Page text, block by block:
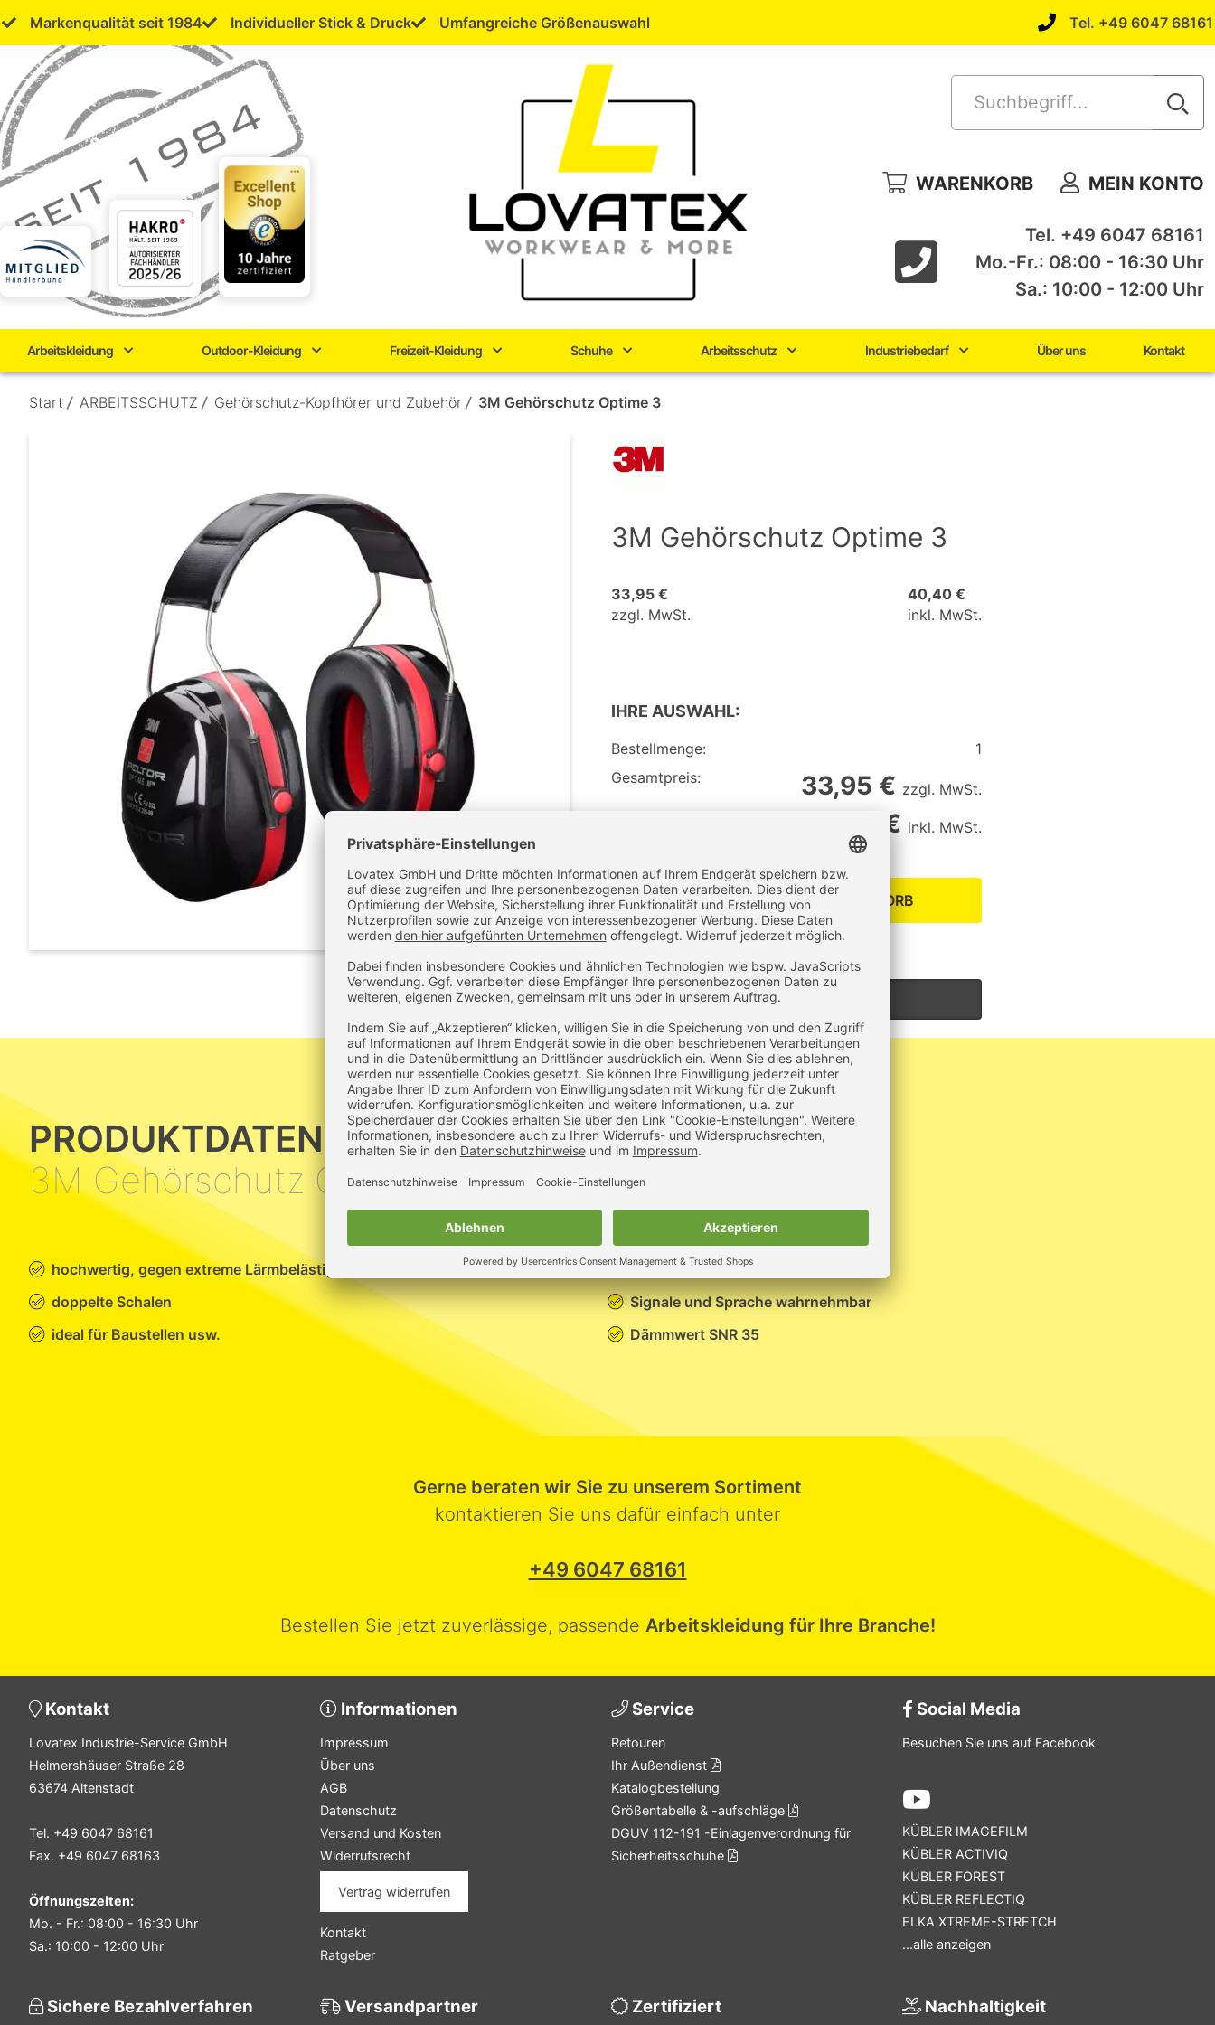
to
content
Markenqualität seit 1984 Individueller Stick & Druck Umfangreiche Größenauswahl Tel. +49 6047 68161
Suchbegriff...
WARENKORB MEIN KONTO
Tel. +49 6047 68161
Mo.-Fr.: 08:00 - 16:30 Uhr
Sa.: 10:00 - 12:00 Uhr
Arbeitskleidung Outdoor-Kleidung Freizeit-Kleidung Schuhe Arbeitsschutz Industriebedarf Über uns Kontakt
Start / ARBEITSSCHUTZ / Gehörschutz-Kopfhörer und Zubehör / 3M Gehörschutz Optime 3
3M Gehörschutz Optime 3
33,95 €
zzgl. MwSt.
40,40 €
inkl. MwSt.
IHRE AUSWAHL:
Bestellmenge:
1
Gesamtpreis:
33,95 € zzgl. MwSt.
40,40 € inkl. MwSt.
- + IN DEN WARENKORB
Noch Fragen zum Produkt?
PRODUKTDATEN
3M Gehörschutz Optime 3
hochwertig, gegen extreme Lärmbelästigungen
sehr komfortabel
doppelte Schalen
Signale und Sprache wahrnehmbar
ideal für Baustellen usw.
Dämmwert SNR 35
Gerne beraten wir Sie zu unserem Sortiment
kontaktieren Sie uns dafür einfach unter
+49 6047 68161
Bestellen Sie jetzt zuverlässige, passende Arbeitskleidung für Ihre Branche!
Kontakt
Lovatex Industrie-Service GmbH
Helmershäuser Straße 28
63674 Altenstadt
Tel. +49 6047 68161
Fax. +49 6047 68163
Öffnungszeiten:
Mo. - Fr.: 08:00 - 16:30 Uhr
Sa.: 10:00 - 12:00 Uhr
Informationen
Impressum
Über uns
AGB
Datenschutz
Versand und Kosten
Widerrufsrecht
Vertrag widerrufen
Kontakt
Ratgeber
Service
Retouren
Ihr Außendienst
Katalogbestellung
Größentabelle & -aufschläge
DGUV 112-191 -Einlagenverordnung für
Sicherheitsschuhe
Social Media
Besuchen Sie uns auf Facebook
KÜBLER IMAGEFILM
KÜBLER ACTIVIQ
KÜBLER FOREST
KÜBLER REFLECTIQ
ELKA XTREME-STRETCH
...alle anzeigen
Sichere Bezahlverfahren Versandpartner Zertifiziert Nachhaltigkeit